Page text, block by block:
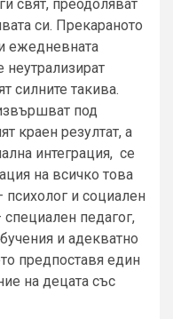
свят, преодоляват
си. Прекараното
ежедневната
силните такива.
под
краен резултат, а
интеграция, се
на всичко това
и социален
педагог,
и адекватно
предпоставя един
на децата със